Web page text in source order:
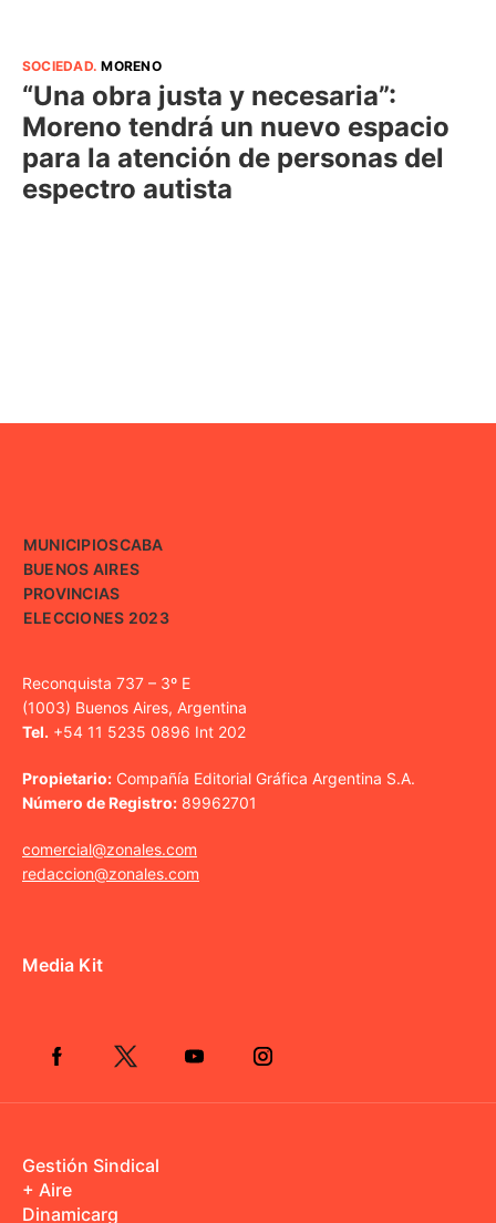
SOCIEDAD.MORENO
“Una obra justa y necesaria”:
Moreno tendrá un nuevo espacio
para la atención de personas del
espectro autista
MUNICIPIOSCABA
BUENOS AIRES
PROVINCIAS
ELECCIONES 2023
Reconquista 737 – 3º E
(1003) Buenos Aires, Argentina
Tel. +54 11 5235 0896 Int 202
Propietario: Compañía Editorial Gráfica Argentina S.A.
Número de Registro: 89962701
comercial@zonales.com
redaccion@zonales.com
Media Kit
Gestión Sindical
+ Aire
Dinamicarg